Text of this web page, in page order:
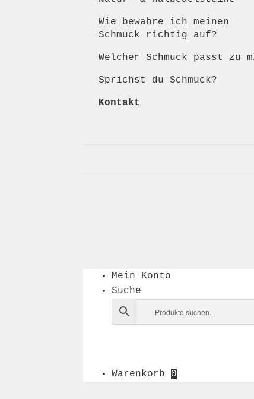
Wie bewahre ich meinen
Schmuck richtig auf?
Welcher Schmuck passt zu
Sprichst du Schmuck?
Kontakt
Mein Konto
Suche
Warenkorb 0